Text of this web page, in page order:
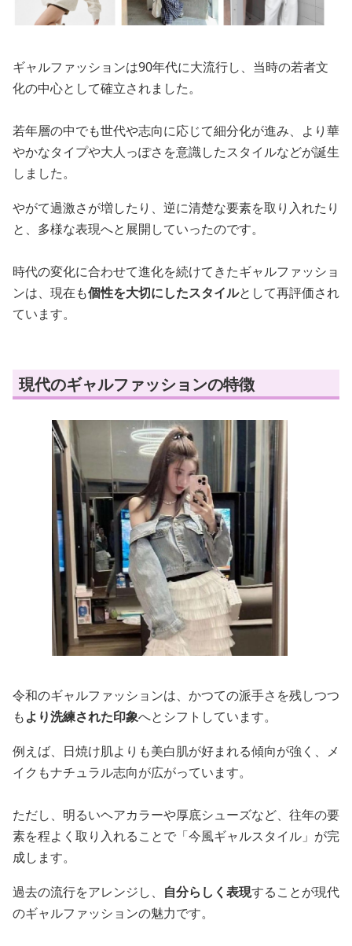
ギャルファッションは90年代に大流行し、当時の若者文
化の中心として確立されました。
若年層の中でも世代や志向に応じて細分化が進み、より華
やかなタイプや大人っぽさを意識したスタイルなどが誕生
しました。
やがて過激さが増したり、逆に清楚な要素を取り入れたり
と、多様な表現へと展開していったのです。
時代の変化に合わせて進化を続けてきたギャルファッショ
ンは、現在も個性を大切にしたスタイルとして再評価され
ています。
現代のギャルファッションの特徴
令和のギャルファッションは、かつての派手さを残しつつ
もより洗練された印象へとシフトしています。
例えば、日焼け肌よりも美白肌が好まれる傾向が強く、メ
イクもナチュラル志向が広がっています。
ただし、明るいヘアカラーや厚底シューズなど、往年の要
素を程よく取り入れることで「今風ギャルスタイル」が完
成します。
過去の流行をアレンジし、 自分らしく表現することが現代
のギャルファッションの魅力です。